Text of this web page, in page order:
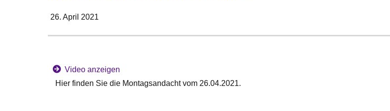
26. April 2021
Video anzeigen
Hier finden Sie die Montagsandacht vom 26.04.2021.